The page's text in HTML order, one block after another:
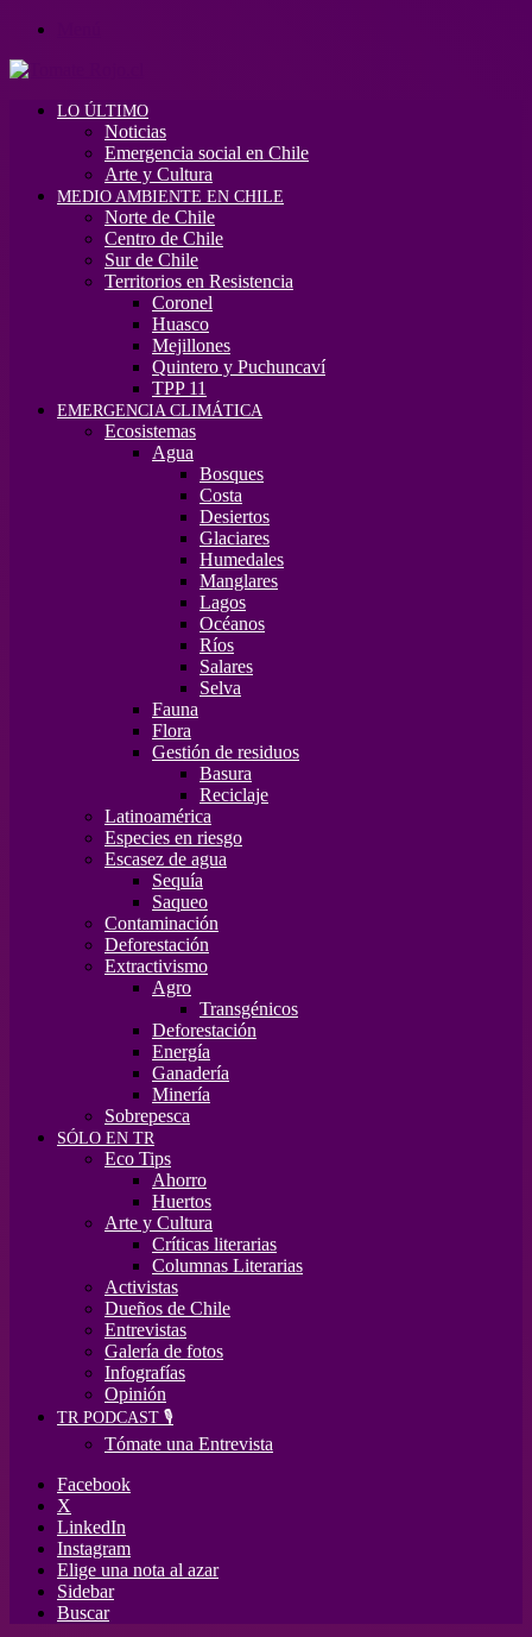
LO ÚLTIMO
Noticias
Emergencia social en Chile
Arte y Cultura
MEDIO AMBIENTE EN CHILE
Norte de Chile
Centro de Chile
Sur de Chile
Territorios en Resistencia
Coronel
Huasco
Mejillones
Quintero y Puchuncaví
TPP 11
EMERGENCIA CLIMÁTICA
Ecosistemas
Agua
Bosques
Costa
Desiertos
Glaciares
Humedales
Manglares
Lagos
Océanos
Ríos
Salares
Selva
Fauna
Flora
Gestión de residuos
Basura
Reciclaje
Latinoamérica
Especies en riesgo
Escasez de agua
Sequía
Saqueo
Contaminación
Deforestación
Extractivismo
Agro
Transgénicos
Deforestación
Energía
Ganadería
Minería
Sobrepesca
SÓLO EN TR
Eco Tips
Ahorro
Huertos
Arte y Cultura
Críticas literarias
Columnas Literarias
Activistas
Dueños de Chile
Entrevistas
Galería de fotos
Infografías
Opinión
TR PODCAST 🎙️
Tómate una Entrevista
Facebook
X
LinkedIn
Instagram
Elige una nota al azar
Sidebar
Buscar